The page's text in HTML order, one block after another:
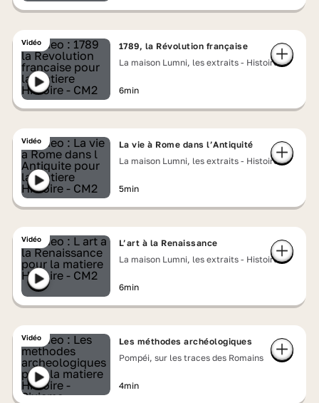
Vidéo
1789, la Révolution française
La maison Lumni, les extraits - Histoire
6min
Vidéo
La vie à Rome dans l’Antiquité
La maison Lumni, les extraits - Histoire
5min
Vidéo
L’art à la Renaissance
La maison Lumni, les extraits - Histoire
6min
Vidéo
Les méthodes archéologiques
Pompéi, sur les traces des Romains
4min